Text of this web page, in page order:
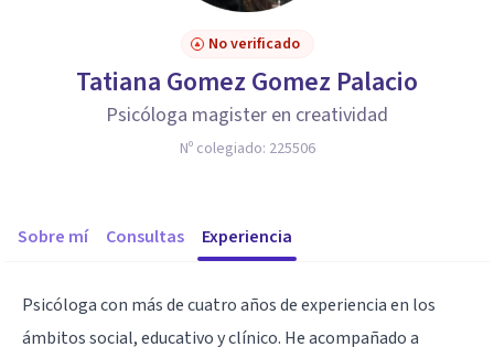
No verificado
Tatiana Gomez Gomez Palacio
Psicóloga magister en creatividad
Nº colegiado: 225506
Sobre mí Consultas Experiencia
Psicóloga con más de cuatro años de experiencia en los
ámbitos social, educativo y clínico. He acompañado a